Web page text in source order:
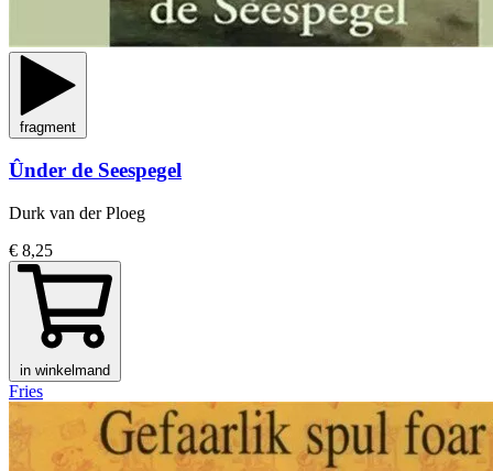
fragment
Ûnder de Seespegel
Durk van der Ploeg
€ 8,25
in winkelmand
Fries